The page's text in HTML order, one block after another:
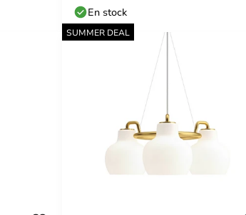
En stock
SUMMER DEAL